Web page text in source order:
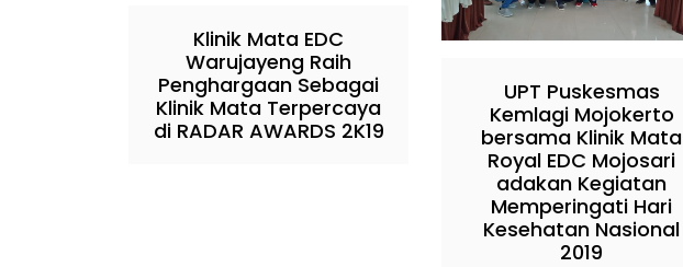
Klinik Mata EDC
Warujayeng Raih
Penghargaan Sebagai
Klinik Mata Terpercaya
di RADAR AWARDS 2K19
UPT Puskesmas
Kemlagi Mojokerto
bersama Klinik Mata
Royal EDC Mojosari
adakan Kegiatan
Memperingati Hari
Kesehatan Nasional
2019